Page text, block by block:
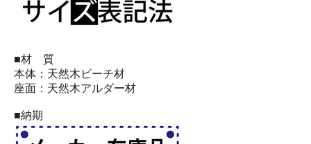
■材 質
本体：天然木ビーチ材
座面：天然木アルダー材
■納期